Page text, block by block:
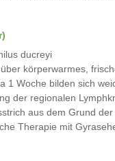
ducreyi
körperwarmes,
1 Woche bilden sich
der regionalen
aus dem Grund
Therapie mit